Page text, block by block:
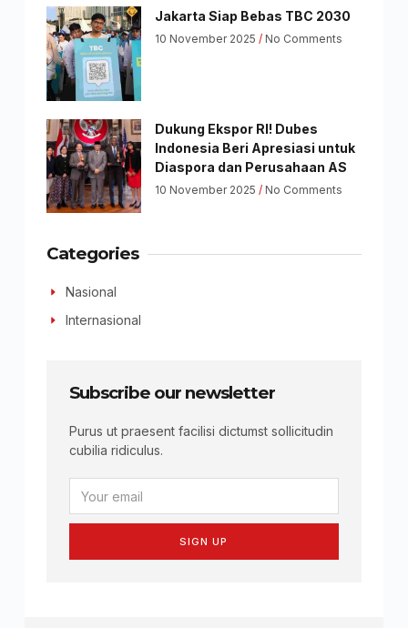
Jakarta Siap Bebas TBC 2030
10 November 2025 No Comments
Dukung Ekspor RI! Dubes
Indonesia Beri Apresiasi untuk
Diaspora dan Perusahaan AS
10 November 2025 No Comments
Categories
Nasional
Internasional
Subscribe our newsletter
Purus ut praesent facilisi dictumst sollicitudin
cubilia ridiculus.
SIGN UP